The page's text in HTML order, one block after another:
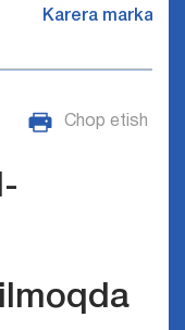
Karera markazi
Chop etish